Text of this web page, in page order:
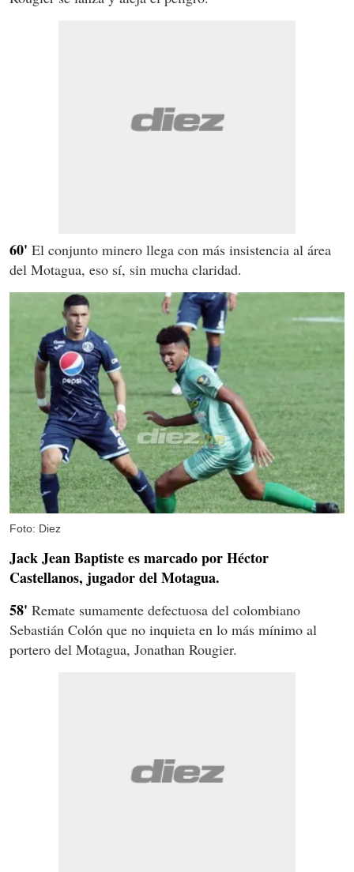
60' El conjunto minero llega con más insistencia al área
del Motagua, eso sí, sin mucha claridad.
Foto: Diez
Jack Jean Baptiste es marcado por Héctor
Castellanos, jugador del Motagua.
58' Remate sumamente defectuosa del colombiano
Sebastián Colón que no inquieta en lo más mínimo al
portero del Motagua, Jonathan Rougier.